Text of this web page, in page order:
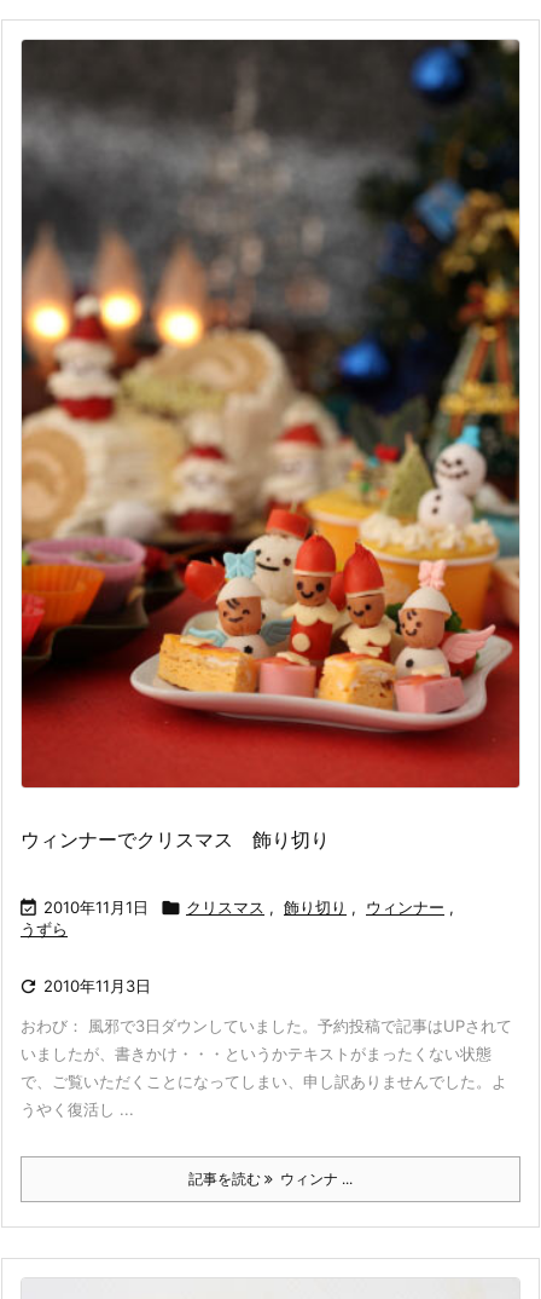
ウィンナーでクリスマス 飾り切り
 2010年11月1日  クリスマス , 飾り切り , ウィンナー ,
うずら
 2010年11月3日
おわび： 風邪で3日ダウンしていました。予約投稿で記事はUPされて
いましたが、書きかけ・・・というかテキストがまったくない状態
で、ご覧いただくことになってしまい、申し訳ありませんでした。よ
うやく復活し ...
記事を読む ウィンナ ...